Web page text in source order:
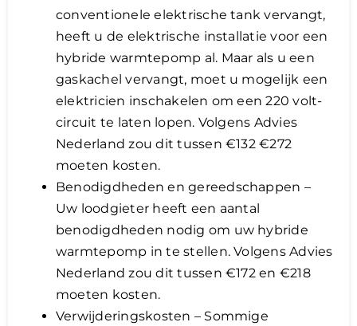
conventionele elektrische tank vervangt,
heeft u de elektrische installatie voor een
hybride warmtepomp al. Maar als u een
gaskachel vervangt, moet u mogelijk een
elektricien inschakelen om een ​​220 volt-
circuit te laten lopen. Volgens Advies
Nederland zou dit tussen €132 €272
moeten kosten.
Benodigdheden en gereedschappen –
Uw loodgieter heeft een aantal
benodigdheden nodig om uw hybride
warmtepomp in te stellen. Volgens Advies
Nederland zou dit tussen €172 en €218
moeten kosten.
Verwijderingskosten – Sommige